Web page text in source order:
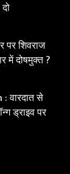
शिवराज
में दोषमुक्त ?
वारदात से
ड्राइव पर